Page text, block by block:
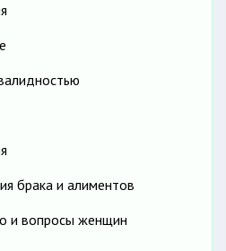
брака и алиментов
и вопросы женщин